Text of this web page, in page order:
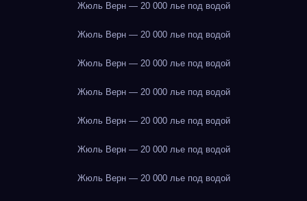
Жюль Верн — 20 000 лье под водой
Жюль Верн — 20 000 лье под водой
Жюль Верн — 20 000 лье под водой
Жюль Верн — 20 000 лье под водой
Жюль Верн — 20 000 лье под водой
Жюль Верн — 20 000 лье под водой
Жюль Верн — 20 000 лье под водой